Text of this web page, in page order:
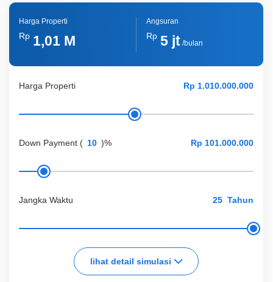
Harga Properti
Down Payment ( )%
Jangka Waktu Tahun
lihat detail simulasi
Harga Properti
Rp 1,01 M
Angsuran
Rp 5 jt/bulan